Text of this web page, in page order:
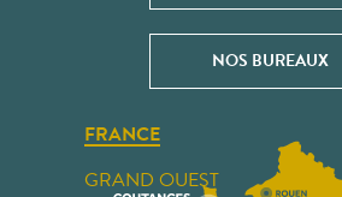
NOS BUREAUX
FRANCE
GRAND OUEST